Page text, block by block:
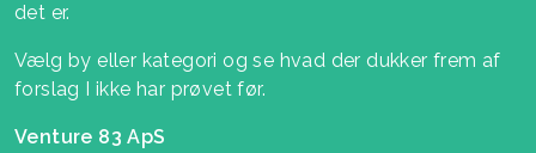
det er.
Vælg by eller kategori og se hvad der dukker frem af
forslag I ikke har prøvet før.
Venture 83 ApS